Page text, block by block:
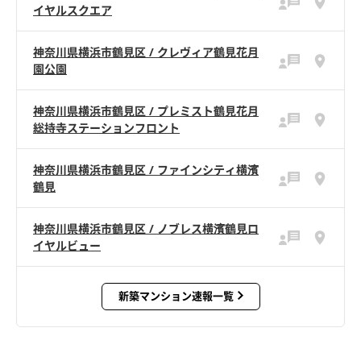
イヤルスクエア
神奈川県横浜市鶴見区 / クレヴィア鶴見花月
園公園
神奈川県横浜市鶴見区 / プレミスト鶴見花月
総持寺ステーションフロント
神奈川県横浜市鶴見区 / ファインシティ横濱
鶴見
神奈川県横浜市鶴見区 / ノブレス横濱鶴見ロ
イヤルビュー
新築マンション速報一覧